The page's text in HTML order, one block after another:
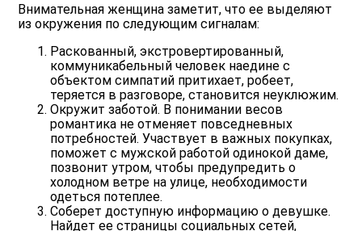
Внимательная женщина заметит, что ее выделяют
из окружения по следующим сигналам:
Раскованный, экстровертированный,
коммуникабельный человек наедине с
объектом симпатий притихает, робеет,
теряется в разговоре, становится неуклюжим.
Окружит заботой. В понимании весов
романтика не отменяет повседневных
потребностей. Участвует в важных покупках,
поможет с мужской работой одинокой даме,
позвонит утром, чтобы предупредить о
холодном ветре на улице, необходимости
одеться потеплее.
Соберет доступную информацию о девушке.
Найдет ее страницы социальных сетей,